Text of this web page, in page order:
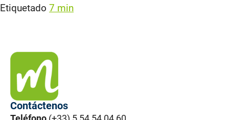
Etiquetado 7 min
Contáctenos